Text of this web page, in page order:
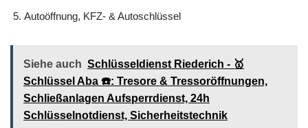
Autoöffnung, KFZ- & Autoschlüssel
Siehe auch Schlüsseldienst Riederich - 🥇
Schlüssel Aba ☎️: Tresore & Tressoröffnungen,
Schließanlagen Aufsperrdienst, 24h
Schlüsselnotdienst, Sicherheitstechnik